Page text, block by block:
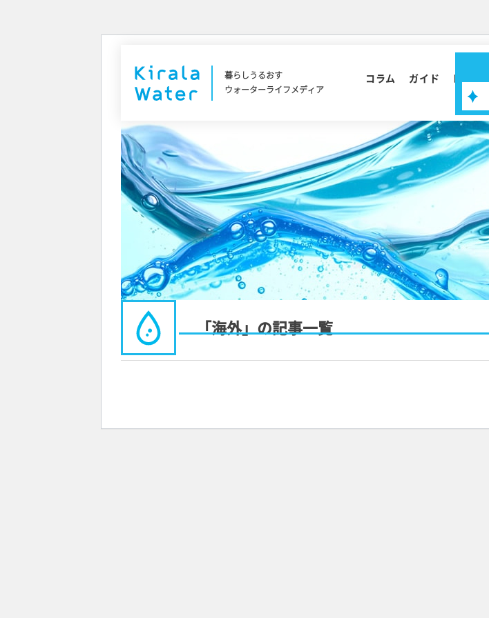
暮らしうるおす
ウォーターライフメディア
コラム ガイド レシピ
「海外」の記事一覧